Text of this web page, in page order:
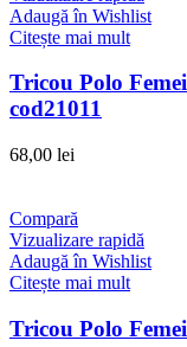
Adaugă în Wishlist
Citește mai mult
Tricou Polo
cod21011
68,00 lei
Compară
Vizualizare rapidă
Adaugă în Wishlist
Citește mai mult
Tricou Polo